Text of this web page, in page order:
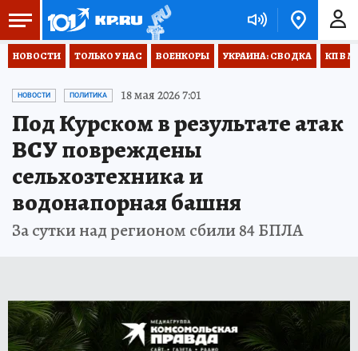
НОВОСТИ ТОЛЬКО У НАС ВОЕНКОРЫ УКРАИНА: СВОДКА КП В
НОВОСТИ ПОЛИТИКА 18 мая 2026 7:01
Под Курском в результате атак
ВСУ повреждены
сельхозтехника и
водонапорная башня
За сутки над регионом сбили 84 БПЛА